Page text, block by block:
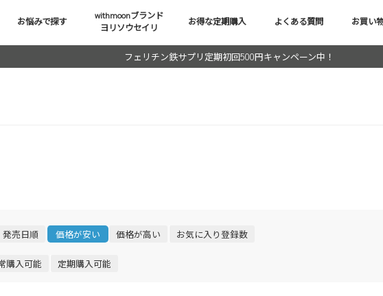
お悩みで探す
withmoonブランド
ヨリソウセイリ
お得な定期購入 よくある質問 お買い
フェリチン鉄サプリ定期初回500円キャンペーン中！
発売日順 価格が安い 価格が高い お気に入り登録数
購入可能 定期購入可能